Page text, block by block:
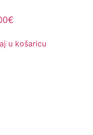
€
u košaricu